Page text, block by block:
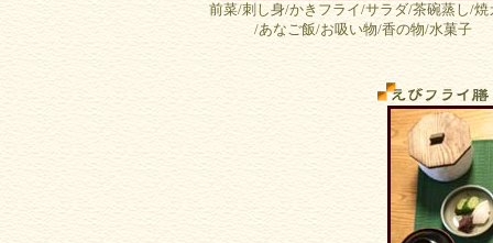
前菜/刺し身/かきフライ/サラダ/茶碗蒸し/焼
/あなご飯/お吸い物/香の物/水菓子